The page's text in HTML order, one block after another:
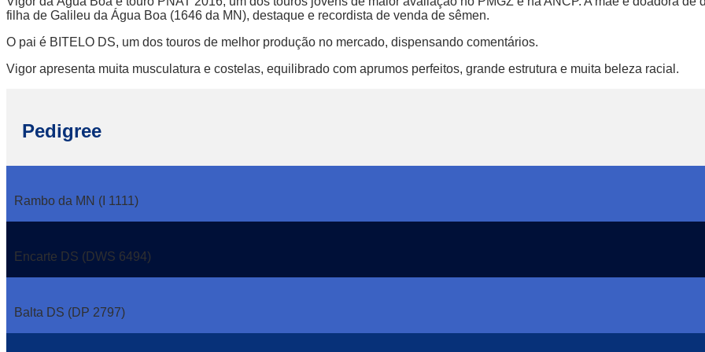
filha de Galileu da Água Boa (1646 da MN), destaque e recordista de venda de sêmen.
O pai é BITELO DS, um dos touros de melhor produção no mercado, dispensando comentários.
Vigor apresenta muita musculatura e costelas, equilibrado com aprumos perfeitos, grande estrutura e muita beleza racial.
Pedigree
Rambo da MN (I 1111)
Encarte DS (DWS 6494)
Balta DS (DP 2797)